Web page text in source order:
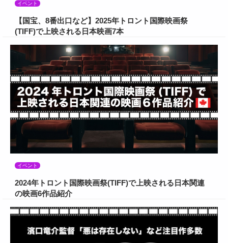
イベント
【国宝、8番出口など】2025年トロント国際映画祭
(TIFF)で上映される日本映画7本
イベント
2024年トロント国際映画祭(TIFF)で上映される日本関連
の映画6作品紹介